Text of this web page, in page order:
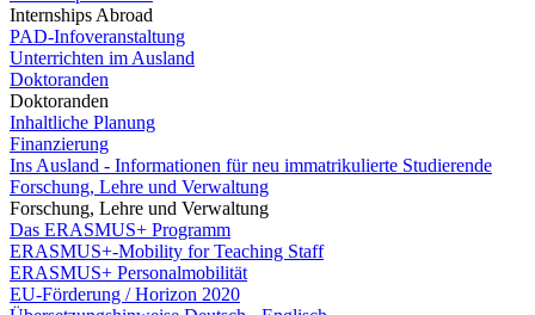
Internships Abroad
PAD-Infoveranstaltung
Unterrichten im Ausland
Doktoranden
Doktoranden
Inhaltliche Planung
Finanzierung
Ins Ausland - Informationen für neu immatrikulierte Studierende
Forschung, Lehre und Verwaltung
Forschung, Lehre und Verwaltung
Das ERASMUS+ Programm
ERASMUS+-Mobility for Teaching Staff
ERASMUS+ Personalmobilität
EU-Förderung / Horizon 2020